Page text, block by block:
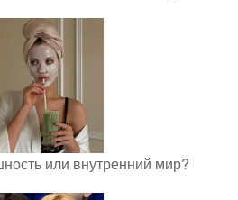
или внутренний мир?